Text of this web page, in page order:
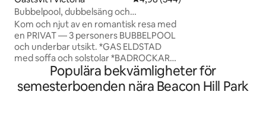
Bubbelpool, dubbelsäng och
elbilsladdare
Kom och njut av en romantisk resa med
en PRIVAT — 3 personers BUBBELPOOL
och underbar utsikt. *GAS ELDSTAD
med soffa och solstolar *BADROCKAR
OCH SPAHANDDUKAR *Fullt utrustat
kök *Tvättstuga i sviten *Super snabb
laddare till elbil WALMART, SUPERSTORE
Populära bekvämligheter för
semesterboenden nära Beacon Hill Park